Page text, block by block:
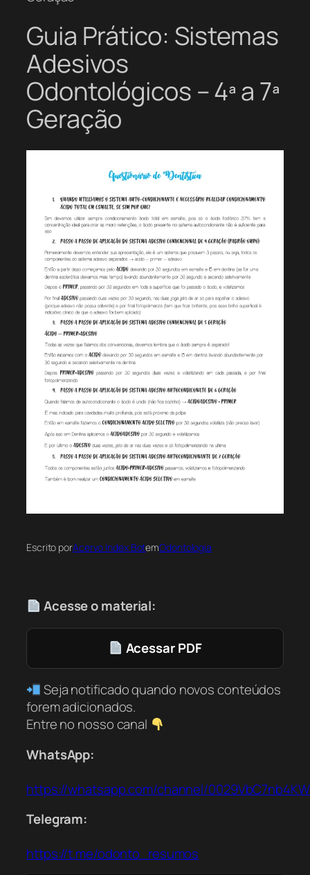
Guia Prático: Sistemas
Adesivos
Odontológicos – 4ª a 7ª
Geração
Escrito porAcervo Index BotemOdontologia
Acesse o material:
Acessar PDF
Seja notificado quando novos conteúdos
forem adicionados.
Entre no nosso canal
WhatsApp:
https://whatsapp.com/channel/
Telegram:
https://t.me/odonto_resumos